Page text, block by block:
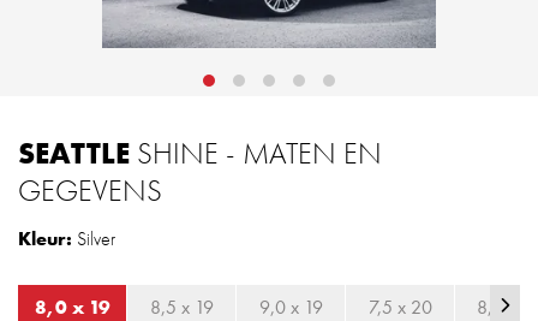
SEATTLE SHINE - MATEN EN
GEGEVENS
Kleur: Silver
8,0 x 19 8,5 x 19 9,0 x 19 7,5 x 20 8,0 x